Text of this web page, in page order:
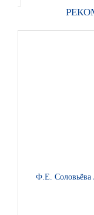
Ф.Е. Соловьёва